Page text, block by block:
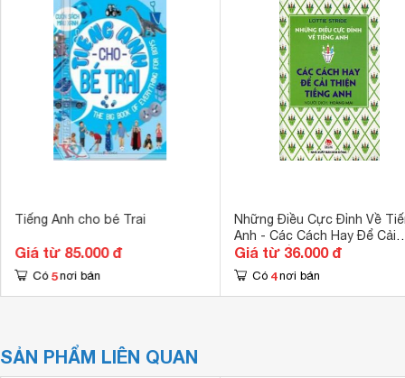
Tiếng Anh cho bé Trai
Giá từ 85.000 đ
Có 5 nơi bán
Những Điều Cực Đỉnh Về
Anh - Các Cách Hay Để Cải
Thiện Tiếng Anh
Giá từ 36.000 đ
Có 4 nơi bán
SẢN PHẨM LIÊN QUAN